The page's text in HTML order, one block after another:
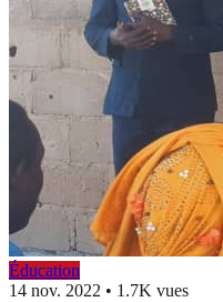
Éducation
14 nov. 2022 • 1.7K vues